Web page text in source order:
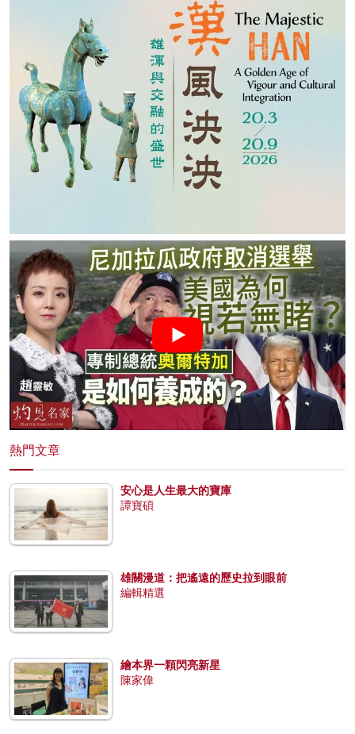
熱門文章
安心是人生最大的寶庫
譚寶碩
雄關漫道：把遙遠的歷史拉到眼前
編輯精選
繪本界一顆閃亮新星
陳家偉